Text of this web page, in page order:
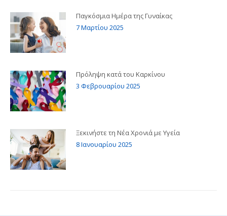
Παγκόσμια Ημέρα της Γυναίκας
7 Μαρτίου 2025
Πρόληψη κατά του Καρκίνου
3 Φεβρουαρίου 2025
Ξεκινήστε τη Νέα Χρονιά με Υγεία
8 Ιανουαρίου 2025